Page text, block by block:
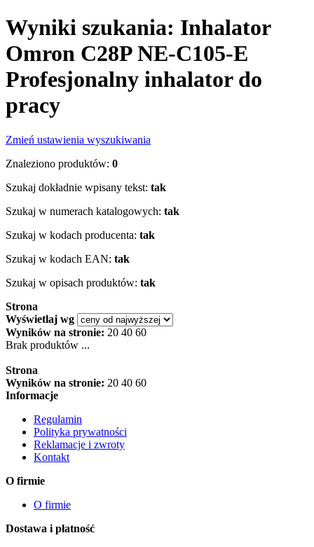
Wyniki szukania: Inhalator
Omron C28P NE-C105-E
Profesjonalny inhalator do
pracy
Zmień ustawienia wyszukiwania
Znaleziono produktów: 0
Szukaj dokładnie wpisany tekst: tak
Szukaj w numerach katalogowych: tak
Szukaj w kodach producenta: tak
Szukaj w kodach EAN: tak
Szukaj w opisach produktów: tak
Strona
Wyświetlaj wg
Wyników na stronie: 20 40 60
Brak produktów ...
Strona
Wyników na stronie: 20 40 60
Informacje
Regulamin
Polityka prywatności
Reklamacje i zwroty
Kontakt
O firmie
O firmie
Dostawa i płatność